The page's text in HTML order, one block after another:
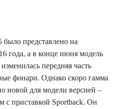
представлено на
года, а в конце июня модель
передняя часть
фонари. Однако скоро гамма
новой для модели версией –
с приставкой Sportback. Он